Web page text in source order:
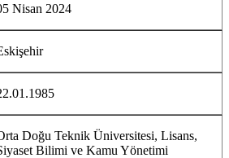
Nisan 2024
Doğu Teknik Üniversitesi, Lisans,
Bilimi ve Kamu Yönetimi